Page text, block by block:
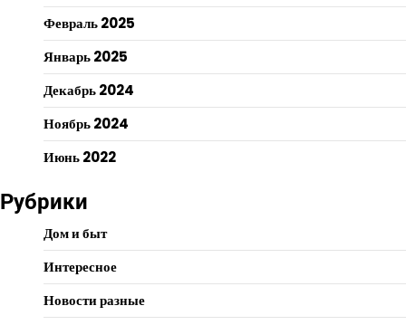
Февраль 2025
Январь 2025
Декабрь 2024
Ноябрь 2024
Июнь 2022
Рубрики
Дом и быт
Интересное
Новости разные